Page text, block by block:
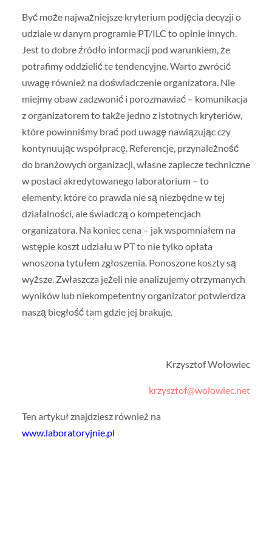
Być może najważniejsze kryterium podjęcia decyzji o
udziale w danym programie PT/ILC to opinie innych.
Jest to dobre źródło informacji pod warunkiem, że
potrafimy oddzielić te tendencyjne. Warto zwrócić
uwagę również na doświadczenie organizatora. Nie
miejmy obaw zadzwonić i porozmawiać – komunikacja
z organizatorem to także jedno z istotnych kryteriów,
które powinniśmy brać pod uwagę nawiązując czy
kontynuując współpracę. Referencje, przynależność
do branżowych organizacji, własne zaplecze techniczne
w postaci akredytowanego laboratorium – to
elementy, które co prawda nie są niezbędne w tej
działalności, ale świadczą o kompetencjach
organizatora. Na koniec cena – jak wspomniałem na
wstępie koszt udziału w PT to nie tylko opłata
wnoszona tytułem zgłoszenia. Ponoszone koszty są
wyższe. Zwłaszcza jeżeli nie analizujemy otrzymanych
wyników lub niekompetentny organizator potwierdza
naszą biegłość tam gdzie jej brakuje.
Krzysztof Wołowiec
krzysztof@wolowiec.net
Ten artykuł znajdziesz również na
www.laboratoryjnie.pl